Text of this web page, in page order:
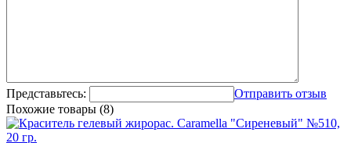
Представьтесь:
Отправить отзыв
Похожие товары (8)